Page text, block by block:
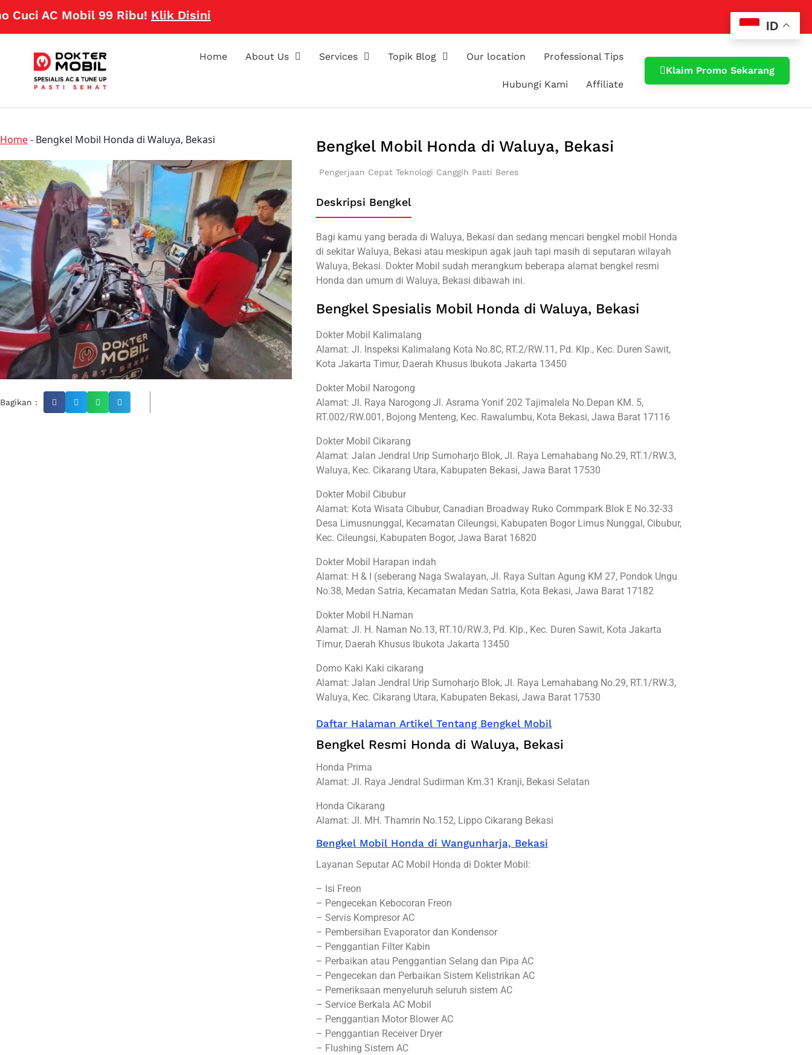
AC Mobil 99 Ribu! Klik Disini
Home About Us Services Topik Blog Our location Professional Tips
Hubungi Kami Affiliate
Klaim Promo Sekarang
Home- Bengkel Mobil Honda di Waluya, Bekasi
Bagikan :
Bengkel Mobil Honda di Waluya, Bekasi
Pengerjaan Cepat Teknologi Canggih Pasti Beres
Deskripsi Bengkel
Bagi kamu yang berada di Waluya, Bekasi dan sedang mencari bengkel mobil Honda
di sekitar Waluya, Bekasi atau meskipun agak jauh tapi masih di seputaran wilayah
Waluya, Bekasi. Dokter Mobil sudah merangkum beberapa alamat bengkel resmi
Honda dan umum di Waluya, Bekasi dibawah ini.
Bengkel Spesialis Mobil Honda di Waluya, Bekasi
Dokter Mobil Kalimalang
Alamat: Jl. Inspeksi Kalimalang Kota No.8C, RT.2/RW.11, Pd. Klp., Kec. Duren Sawit,
Kota Jakarta Timur, Daerah Khusus Ibukota Jakarta 13450
Dokter Mobil Narogong
Alamat: Jl. Raya Narogong Jl. Asrama Yonif 202 Tajimalela No.Depan KM. 5,
RT.002/RW.001, Bojong Menteng, Kec. Rawalumbu, Kota Bekasi, Jawa Barat 17116
Dokter Mobil Cikarang
Alamat: Jalan Jendral Urip Sumoharjo Blok, Jl. Raya Lemahabang No.29, RT.1/RW.3,
Waluya, Kec. Cikarang Utara, Kabupaten Bekasi, Jawa Barat 17530
Dokter Mobil Cibubur
Alamat: Kota Wisata Cibubur, Canadian Broadway Ruko Commpark Blok E No.32-33
Desa Limusnunggal, Kecamatan Cileungsi, Kabupaten Bogor Limus Nunggal, Cibubur,
Kec. Cileungsi, Kabupaten Bogor, Jawa Barat 16820
Dokter Mobil Harapan indah
Alamat: H & I (seberang Naga Swalayan, Jl. Raya Sultan Agung KM 27, Pondok Ungu
No.38, Medan Satria, Kecamatan Medan Satria, Kota Bekasi, Jawa Barat 17182
Dokter Mobil H.Naman
Alamat: Jl. H. Naman No.13, RT.10/RW.3, Pd. Klp., Kec. Duren Sawit, Kota Jakarta
Timur, Daerah Khusus Ibukota Jakarta 13450
Domo Kaki Kaki cikarang
Alamat: Jalan Jendral Urip Sumoharjo Blok, Jl. Raya Lemahabang No.29, RT.1/RW.3,
Waluya, Kec. Cikarang Utara, Kabupaten Bekasi, Jawa Barat 17530
Daftar Halaman Artikel Tentang Bengkel Mobil
Bengkel Resmi Honda di Waluya, Bekasi
Honda Prima
Alamat: Jl. Raya Jendral Sudirman Km.31 Kranji, Bekasi Selatan
Honda Cikarang
Alamat: Jl. MH. Thamrin No.152, Lippo Cikarang Bekasi
Bengkel Mobil Honda di Wangunharja, Bekasi
Layanan Seputar AC Mobil Honda di Dokter Mobil:
– Isi Freon
– Pengecekan Kebocoran Freon
– Servis Kompresor AC
– Pembersihan Evaporator dan Kondensor
– Penggantian Filter Kabin
– Perbaikan atau Penggantian Selang dan Pipa AC
– Pengecekan dan Perbaikan Sistem Kelistrikan AC
– Pemeriksaan menyeluruh seluruh sistem AC
– Service Berkala AC Mobil
– Penggantian Motor Blower AC
– Penggantian Receiver Dryer
– Flushing Sistem AC
ID